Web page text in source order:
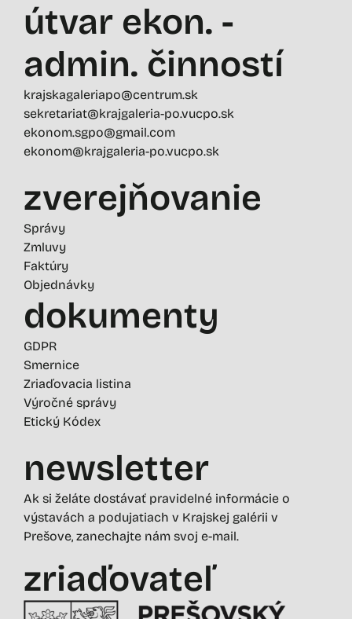
útvar ekon. -
admin. činností
krajskagaleriapo@centrum.sk
sekretariat@krajgaleria-po.vucpo.sk
ekonom.sgpo@gmail.com
ekonom@krajgaleria-po.vucpo.sk
zverejňovanie
Správy
Zmluvy
Faktúry
Objednávky
dokumenty
GDPR
Smernice
Zriaďovacia listina
Výročné správy
Etický Kódex
newsletter
Ak si želáte dostávať pravidelné informácie o
výstavách a podujatiach v Krajskej galérii v
Prešove, zanechajte nám svoj e-mail.
zriaďovateľ